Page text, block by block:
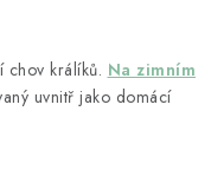
chov králíků. Na zimním
uvnitř jako domácí